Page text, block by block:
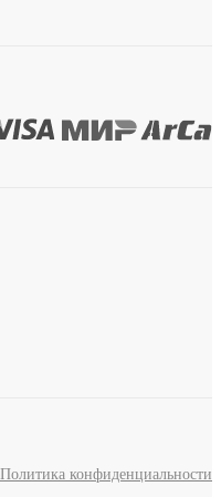
Политика конфиденциальности